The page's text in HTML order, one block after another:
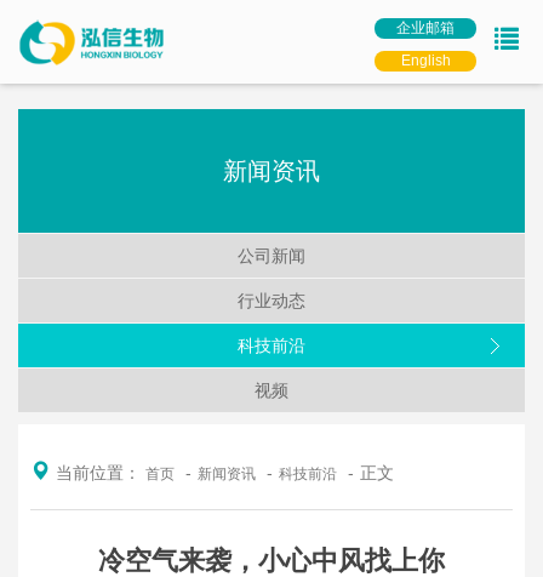
企业邮箱
English
新闻资讯
公司新闻
行业动态
科技前沿
视频
当前位置： 首页 新闻资讯 科技前沿 正文
冷空气来袭，小心中风找上你